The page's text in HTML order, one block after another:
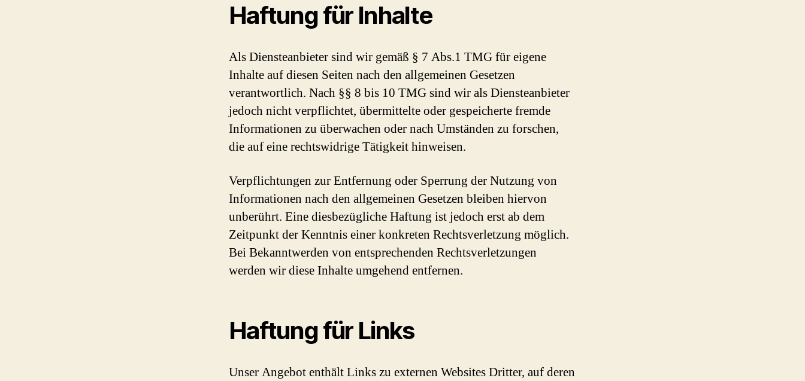
Haftung für Inhalte
Als Diensteanbieter sind wir gemäß § 7 Abs.1 TMG für eigene
Inhalte auf diesen Seiten nach den allgemeinen Gesetzen
verantwortlich. Nach §§ 8 bis 10 TMG sind wir als Diensteanbieter
jedoch nicht verpflichtet, übermittelte oder gespeicherte fremde
Informationen zu überwachen oder nach Umständen zu forschen,
die auf eine rechtswidrige Tätigkeit hinweisen.
Verpflichtungen zur Entfernung oder Sperrung der Nutzung von
Informationen nach den allgemeinen Gesetzen bleiben hiervon
unberührt. Eine diesbezügliche Haftung ist jedoch erst ab dem
Zeitpunkt der Kenntnis einer konkreten Rechtsverletzung möglich.
Bei Bekanntwerden von entsprechenden Rechtsverletzungen
werden wir diese Inhalte umgehend entfernen.
Haftung für Links
Unser Angebot enthält Links zu externen Websites Dritter, auf deren